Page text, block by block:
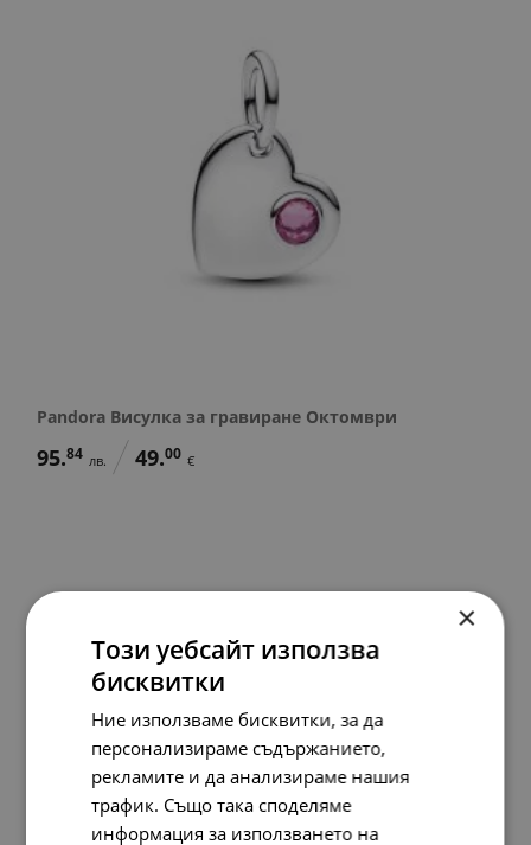
Pandora Висулка за гравиране Октомври
95.84 лв. 49.00 €
×
Този уебсайт използва
бисквитки
Ние използваме бисквитки, за да
персонализираме съдържанието,
рекламите и да анализираме нашия
трафик. Също така споделяме
информация за използването на